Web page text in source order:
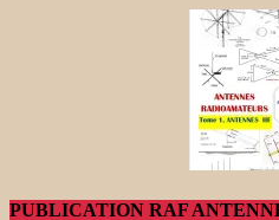
PUBLICATION RAF